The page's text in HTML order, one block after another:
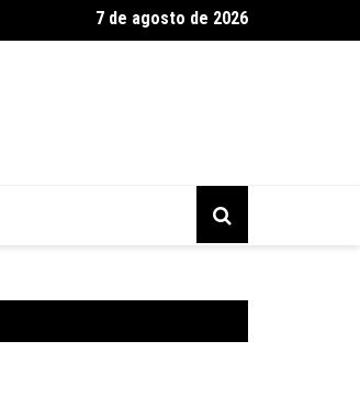
de Dinara Kasko7 de agosto de 2026